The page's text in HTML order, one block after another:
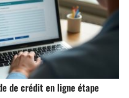
de crédit en ligne étape